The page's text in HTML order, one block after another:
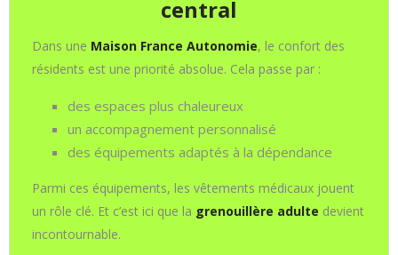
central
Dans une Maison France Autonomie, le confort des
résidents est une priorité absolue. Cela passe par :
des espaces plus chaleureux
un accompagnement personnalisé
des équipements adaptés à la dépendance
Parmi ces équipements, les vêtements médicaux jouent
un rôle clé. Et c’est ici que la grenouillère adulte devient
incontournable.